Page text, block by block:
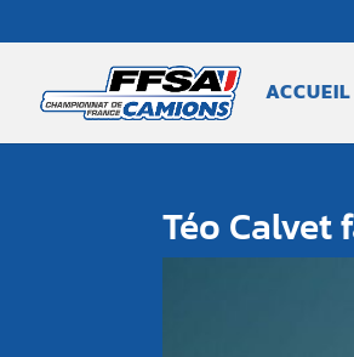
ACCUEIL
Téo